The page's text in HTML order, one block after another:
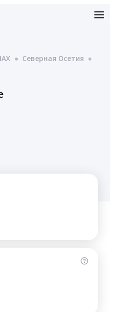
● Северная Осетия ●